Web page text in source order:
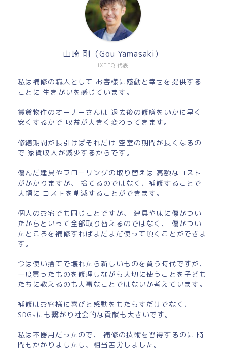
IXTEQ 代表
山崎 剛（Gou Yamasaki）
私は補修の職人として お客様に感動と幸せを提供する
ことに 生きがいを感じています。
賃貸物件のオーナーさんは 退去後の修繕をいかに早く
安くするかで 収益が大きく変わってきます。
修繕期間が長引けばそれだけ 空室の期間が長くなるの
で 家賃収入が減少するからです。
傷んだ建具やフローリングの取り替えは 高額なコスト
がかかりますが、 捨てるのではなく、補修することで
大幅に コストを削減することができます。
個人のお宅でも同じことですが、 建具や床に傷がつい
たからといって全部取り替えるのではなく、 傷がつい
たところを補修すればまだまだ使って頂くことができま
す。
今は使い捨てで壊れたら新しいものを買う時代ですが、
一度買ったものを修理しながら大切に使うことを子ども
たちに教えるのも大事なことではないか考えています。
補修はお客様に喜びと感動をもたらすだけでなく、
SDGsにも繋がり社会的な貢献も大きいです。
私は不器用だったので、 補修の技術を習得するのに 時
間もかかりましたし、相当苦労しました。